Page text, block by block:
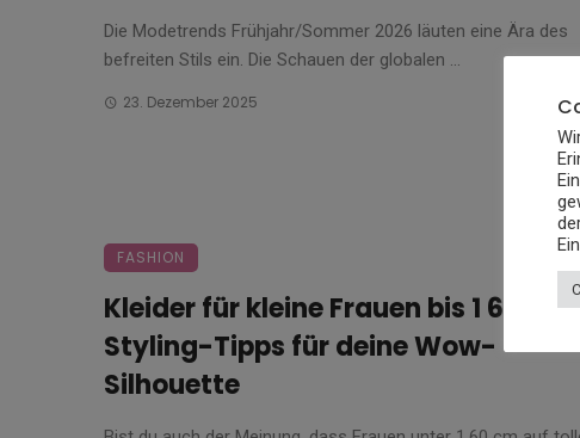
Die Modetrends Frühjahr/Sommer 2026 läuten eine Ära des
befreiten Stils ein. Die Schauen der globalen ...
23. Dezember 2025
FASHION
Kleider für kleine Frauen bis 1 60 cm:
Styling-Tipps für deine Wow-
Silhouette